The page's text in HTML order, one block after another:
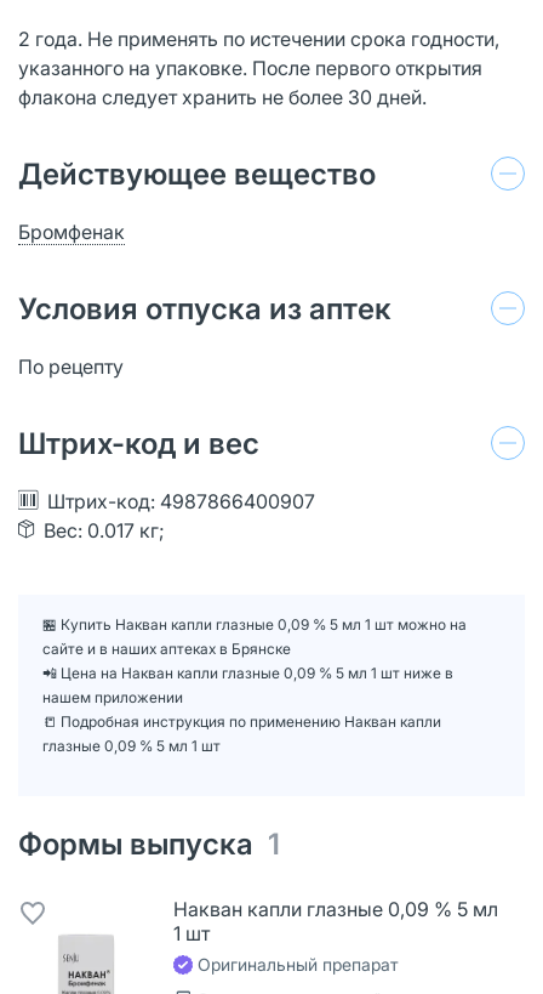
2 года. Не применять по истечении срока годности,
указанного на упаковке. После первого открытия
флакона следует хранить не более 30 дней.
Действующее вещество
Бромфенак
Условия отпуска из аптек
По рецепту
Штрих-код и вес
Штрих-код: 4987866400907
Вес: 0.017 кг;
🏪 Купить Накван капли глазные 0,09 % 5 мл 1 шт можно на
сайте и в наших аптеках в Брянске
📲 Цена на Накван капли глазные 0,09 % 5 мл 1 шт ниже в
нашем приложении
📒 Подробная инструкция по применению Накван капли
глазные 0,09 % 5 мл 1 шт
Формы выпуска 1
Накван капли глазные 0,09 % 5 мл
1 шт
Оригинальный препарат